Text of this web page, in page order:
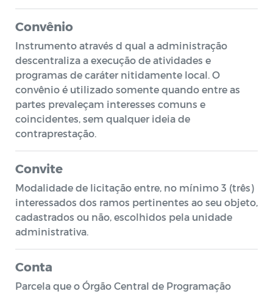
Convênio
Instrumento através d qual a administração
descentraliza a execução de atividades e
programas de caráter nitidamente local. O
convênio é utilizado somente quando entre as
partes prevaleçam interesses comuns e
coincidentes, sem qualquer ideia de
contraprestação.
Convite
Modalidade de licitação entre, no mínimo 3 (três)
interessados dos ramos pertinentes ao seu objeto,
cadastrados ou não, escolhidos pela unidade
administrativa.
Conta
Parcela que o Órgão Central de Programação